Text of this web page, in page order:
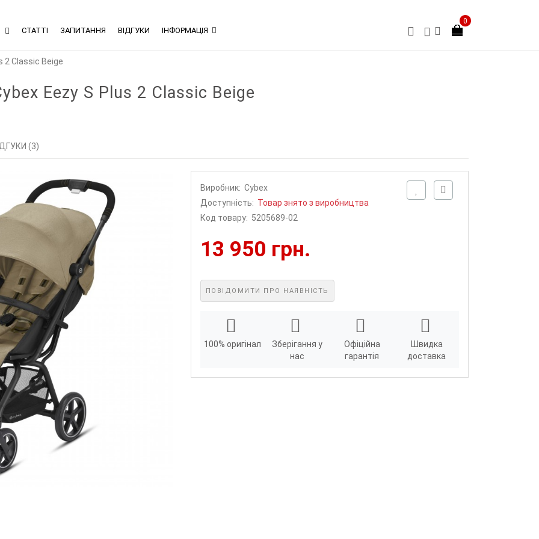
СТАТТІ ЗАПИТАННЯ ВІДГУКИ ІНФОРМАЦІЯ
0
2 Classic Beige
Eezy S Plus 2 Classic Beige
(3)
Виробник: Cybex
Доступність: Товар знято з виробництва
Код товару: 5205689-02
13 950 грн.
ПОВІДОМИТИ ПРО НАЯВНІСТЬ
100% оригінал
Зберігання у
нас
Офіційна
гарантія
Швидка
доставка